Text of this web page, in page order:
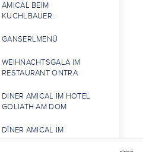
AMICAL BEIM
KUCHLBAUER.
GANSERLMENÜ
WEIHNACHTSGALA IM
RESTAURANT ONTRA
DINER AMICAL IM HOTEL
GOLIATH AM DOM
DÎNER AMICAL IM
RESTAURANT